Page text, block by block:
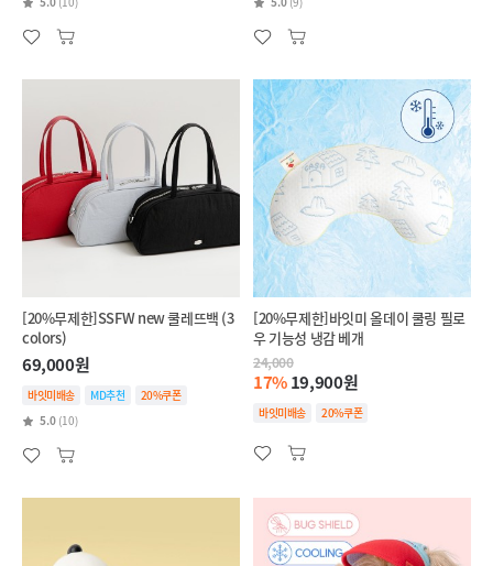
[20%무제한]SSFW new 쿨레뜨백 (3
colors)
69,000원
바잇미배송 MD추천
20%쿠폰
5.0 (10)
[20%무제한]바잇미 올데이 쿨링 필로
우 기능성 냉감 베개
24,000
17%19,900원
바잇미배송 20%쿠폰